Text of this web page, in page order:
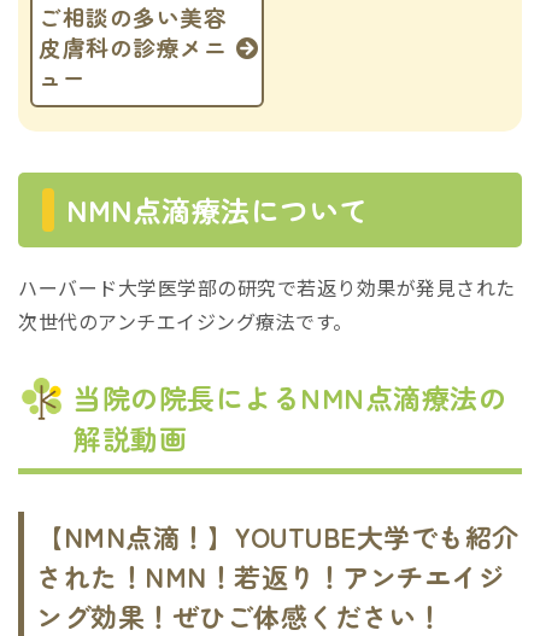
ご相談の多い美容
皮膚科の診療メニ
ュー
NMN点滴療法について
ハーバード大学医学部の研究で若返り効果が発見された
次世代のアンチエイジング療法です。
当院の院長によるNMN点滴療法の
解説動画
【NMN点滴！】YOUTUBE大学でも紹介
された！NMN！若返り！アンチエイジ
ング効果！ぜひご体感ください！